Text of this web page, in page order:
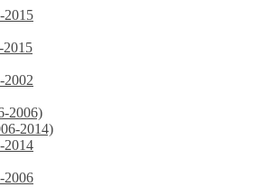
2015
2015
2002
2006)
2014)
2014
2006